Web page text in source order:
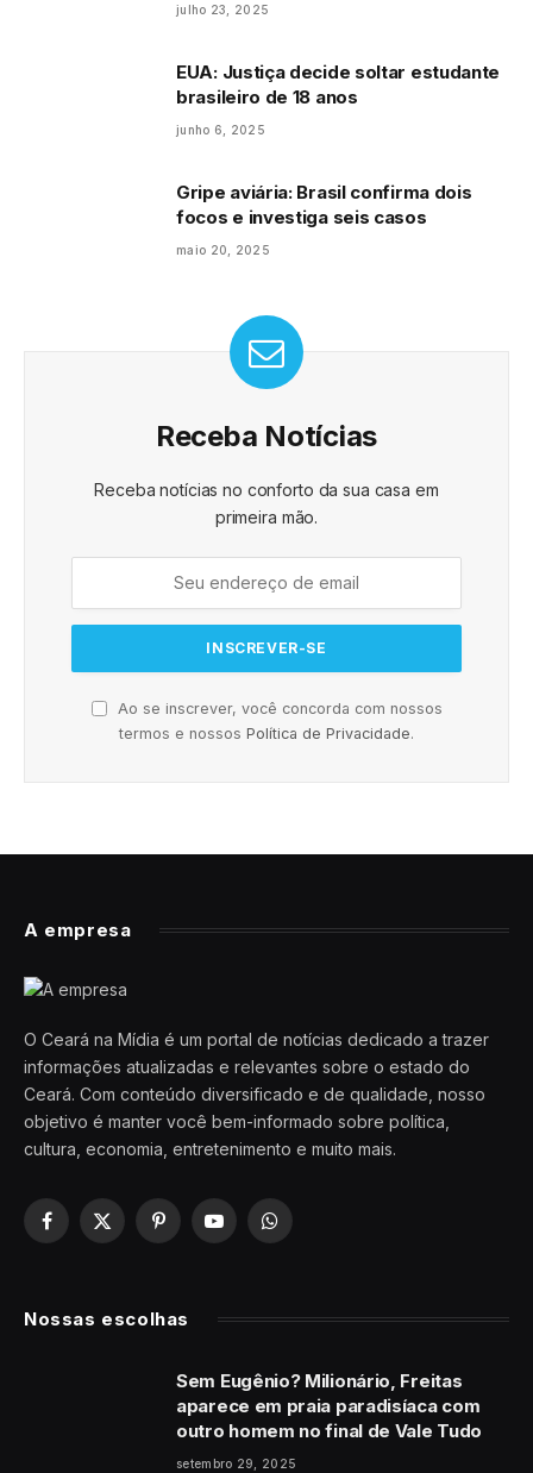
julho 23, 2025
EUA: Justiça decide soltar estudante
brasileiro de 18 anos
junho 6, 2025
Gripe aviária: Brasil confirma dois
focos e investiga seis casos
maio 20, 2025
Receba Notícias
Receba notícias no conforto da sua casa em
primeira mão.
Ao se inscrever, você concorda com nossos
termos e nossos Política de Privacidade.
A empresa
O Ceará na Mídia é um portal de notícias dedicado a trazer
informações atualizadas e relevantes sobre o estado do
Ceará. Com conteúdo diversificado e de qualidade, nosso
objetivo é manter você bem-informado sobre política,
cultura, economia, entretenimento e muito mais.
Facebook
X
PinterestYouTubeWhatsApp
Nossas escolhas
Sem Eugênio? Milionário, Freitas
aparece em praia paradisíaca com
outro homem no final de Vale Tudo
setembro 29, 2025